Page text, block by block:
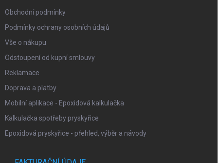
Obchodní podmínky
Podmínky ochrany osobních údajů
Vše o nákupu
Odstoupení od kupní smlouvy
Reklamace
Doprava a platby
Mobilní aplikace - Epoxidová kalkulačka
Kalkulačka spotřeby pryskyřice
Epoxidová pryskyřice - přehled, výběr a návody